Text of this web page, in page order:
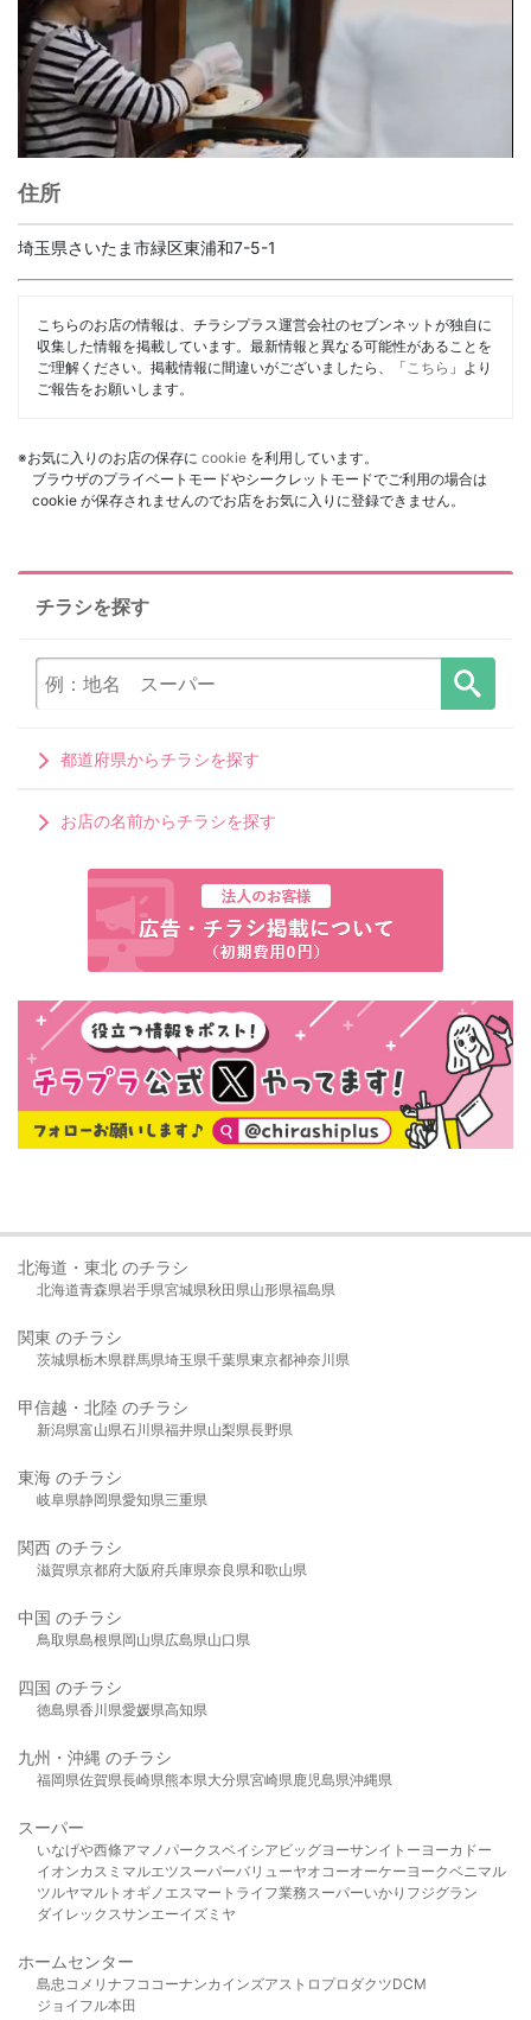
住所
埼玉県さいたま市緑区東浦和7-5-1
こちらのお店の情報は、チラシプラス運営会社のセブンネットが独自に
収集した情報を掲載しています。最新情報と異なる可能性があることを
ご理解ください。掲載情報に間違いがございましたら、「 こちら 」より
ご報告をお願いします。
※お気に入りのお店の保存に cookie を利用しています。
ブラウザのプライベートモードやシークレットモードでご利用の場合は
cookie が保存されませんのでお店をお気に入りに登録できません。
チラシを探す
都道府県からチラシを探す
お店の名前からチラシを探す
北海道・東北 のチラシ
北海道青森県岩手県宮城県秋田県山形県福島県
関東 のチラシ
茨城県栃木県群馬県埼玉県千葉県東京都神奈川県
甲信越・北陸 のチラシ
新潟県富山県石川県福井県山梨県長野県
東海 のチラシ
岐阜県静岡県愛知県三重県
関西 のチラシ
滋賀県京都府大阪府兵庫県奈良県和歌山県
中国 のチラシ
鳥取県島根県岡山県広島県山口県
四国 のチラシ
徳島県香川県愛媛県高知県
九州・沖縄 のチラシ
福岡県佐賀県長崎県熊本県大分県宮崎県鹿児島県沖縄県
スーパー
いなげや西條アマノパークスベイシア ビッグヨーサンイトーヨーカドー
イオンカスミ マルエツスーパーバリューヤオコーオーケー ヨークベニマル
ツルヤマルト オギノ エスマート ライフ業務スーパーいかり フジグラン
ダイレックスサンエーイズミヤ
ホームセンター
島忠 コメリ ナフコ コーナンカインズアストロプロダクツDCM
ジョイフル本田